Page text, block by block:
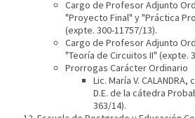
Cargo de Profesor Adjunto
"Proyecto Final" y "Práctica
(expte. 300-11757/13).
Cargo de Profesor Adjunto
"Teoría de Circuitos II" (expte.
Prorrogas Carácter Ordinario
Lic. María V.
D.E. de la cátedra
363/14).